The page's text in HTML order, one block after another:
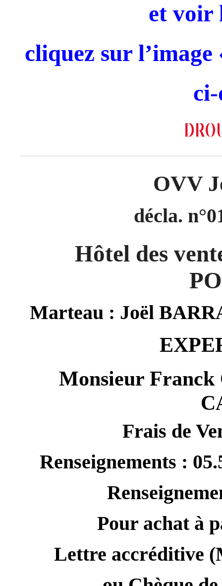
et voir
cliquez sur
ci-
OVV
décla.
Hôtel des
Marteau : Joël
Monsieur
Frais de
Renseignements :
Pour achat à
Lettre accréditive (